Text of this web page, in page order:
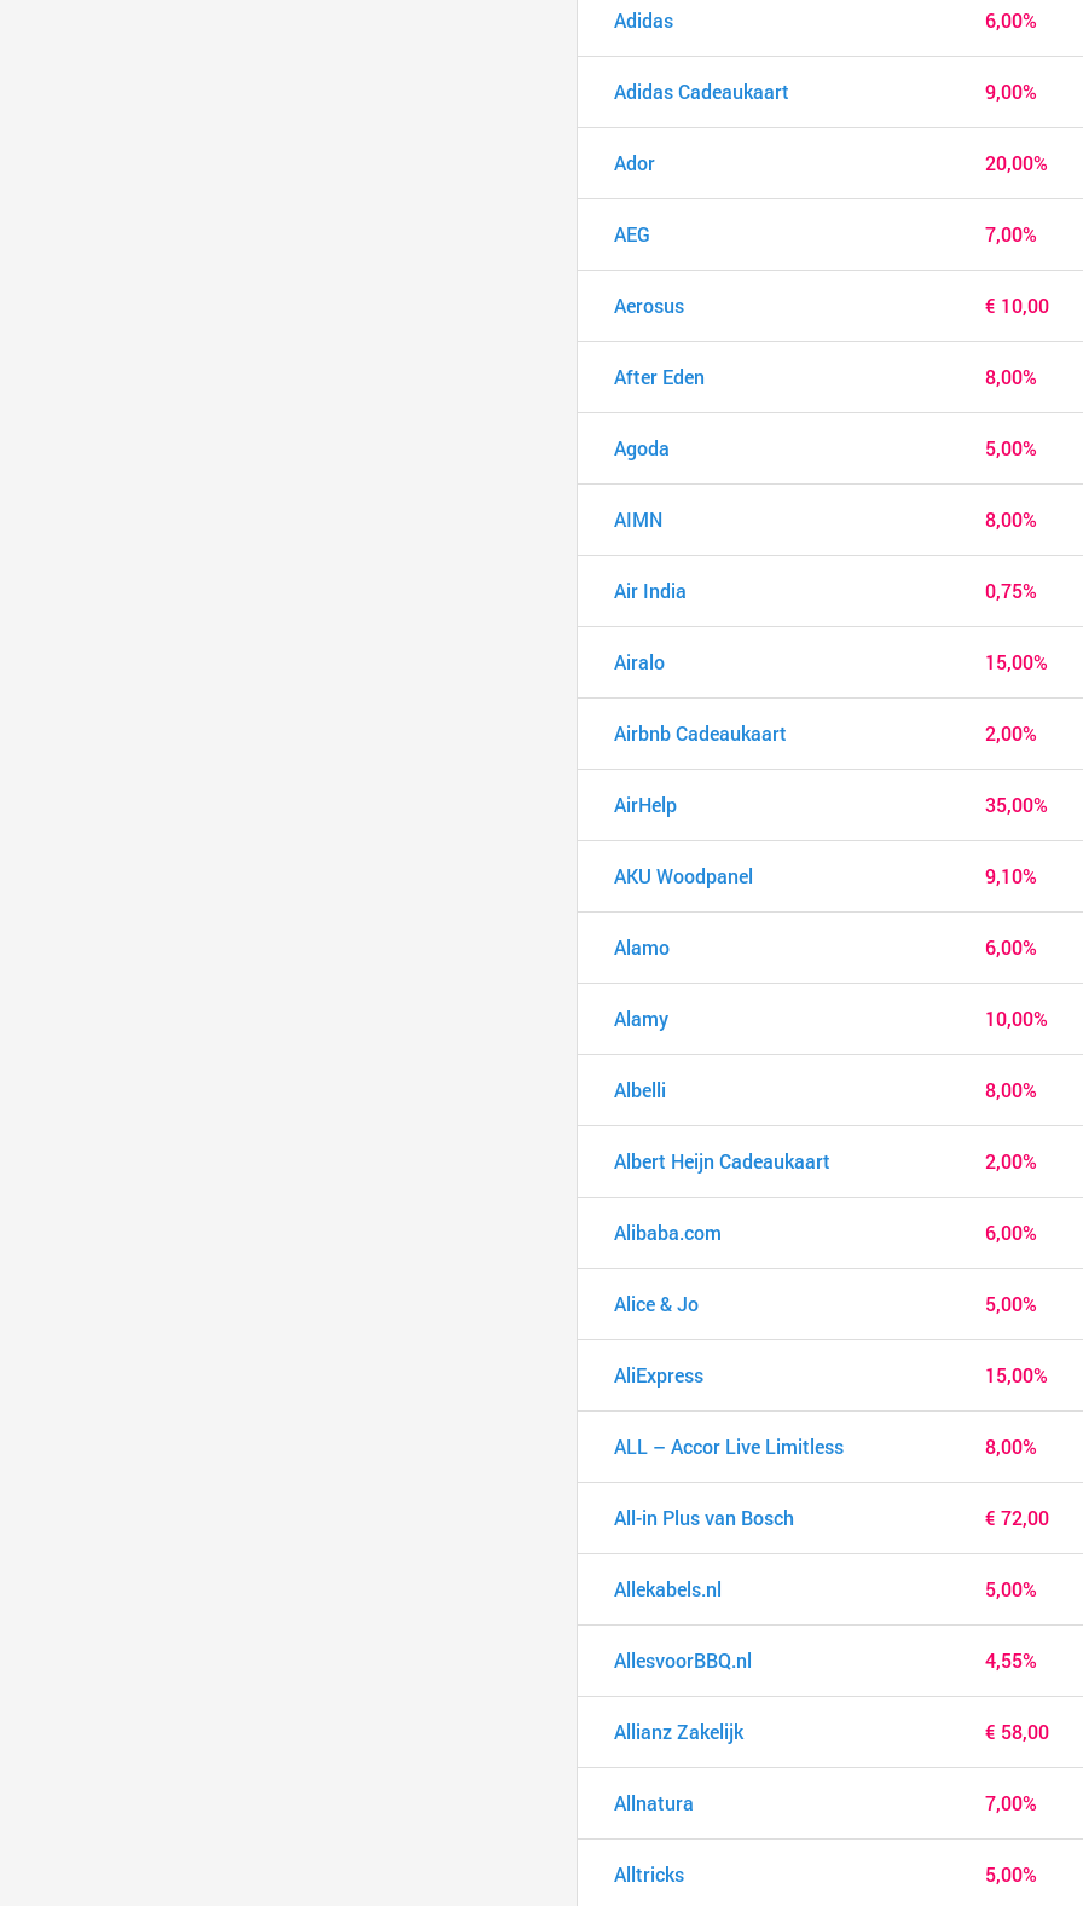
Adidas 6,00%
Adidas Cadeaukaart 9,00%
Ador 20,00%
AEG 7,00%
Aerosus € 10,00
After Eden 8,00%
Agoda 5,00%
AIMN 8,00%
Air India 0,75%
Airalo 15,00%
Airbnb Cadeaukaart 2,00%
AirHelp 35,00%
AKU Woodpanel 9,10%
Alamo 6,00%
Alamy 10,00%
Albelli 8,00%
Albert Heijn Cadeaukaart 2,00%
Alibaba.com 6,00%
Alice & Jo 5,00%
AliExpress 15,00%
ALL – Accor Live Limitless 8,00%
All-in Plus van Bosch € 72,00
Allekabels.nl 5,00%
AllesvoorBBQ.nl 4,55%
Allianz Zakelijk € 58,00
Allnatura 7,00%
Alltricks 5,00%